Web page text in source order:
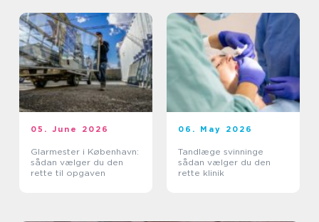
05. June 2026
Glarmester i København:
sådan vælger du den
rette til opgaven
06. May 2026
Tandlæge svinninge
sådan vælger du den
rette klinik